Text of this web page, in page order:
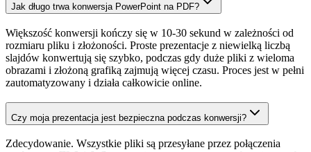
Jak długo trwa konwersja PowerPoint na PDF?
Większość konwersji kończy się w 10-30 sekund w zależności od
rozmiaru pliku i złożoności. Proste prezentacje z niewielką liczbą
slajdów konwertują się szybko, podczas gdy duże pliki z wieloma
obrazami i złożoną grafiką zajmują więcej czasu. Proces jest w pełni
zautomatyzowany i działa całkowicie online.
Czy moja prezentacja jest bezpieczna podczas konwersji?
Zdecydowanie. Wszystkie pliki są przesyłane przez połączenia